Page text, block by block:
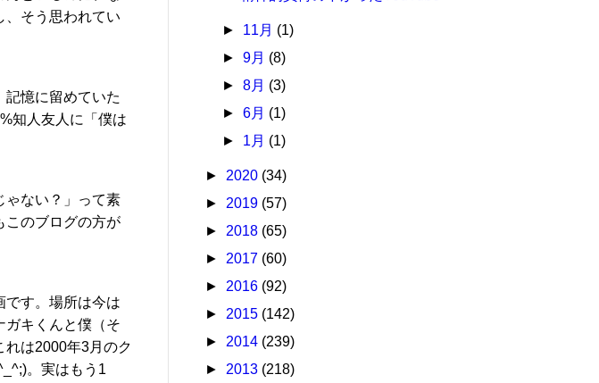
、そう思われてい
記憶に留めていた
知人友人に「僕は
ゃない？」って素
このブログの方が
です。場所は今は
ガキくんと僕（そ
れは2000年3月のク
。実はもう1
► 11月 (1)
►9月 (8)
►8月 (3)
►6月 (1)
► 1月 (1)
► 2020 (34)
► 2019 (57)
► 2018 (65)
► 2017 (60)
► 2016 (92)
► 2015 (142)
► 2014 (239)
► 2013 (218)